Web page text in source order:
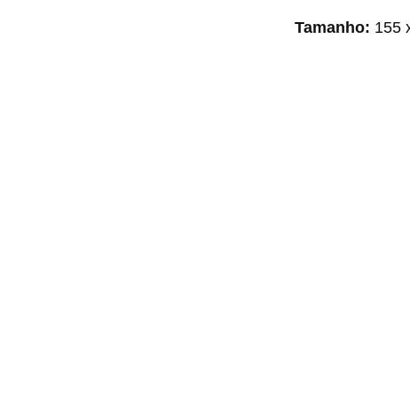
Tamanho: 155